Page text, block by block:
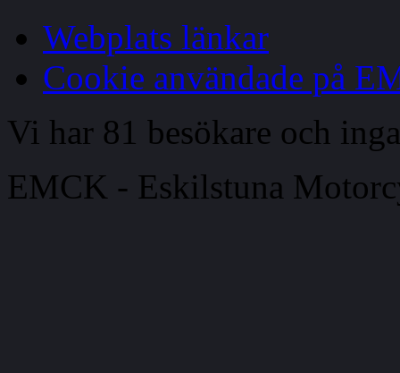
Webplats länkar
Cookie användade på
Vi har 81 besökare och
EMCK - Eskilstuna